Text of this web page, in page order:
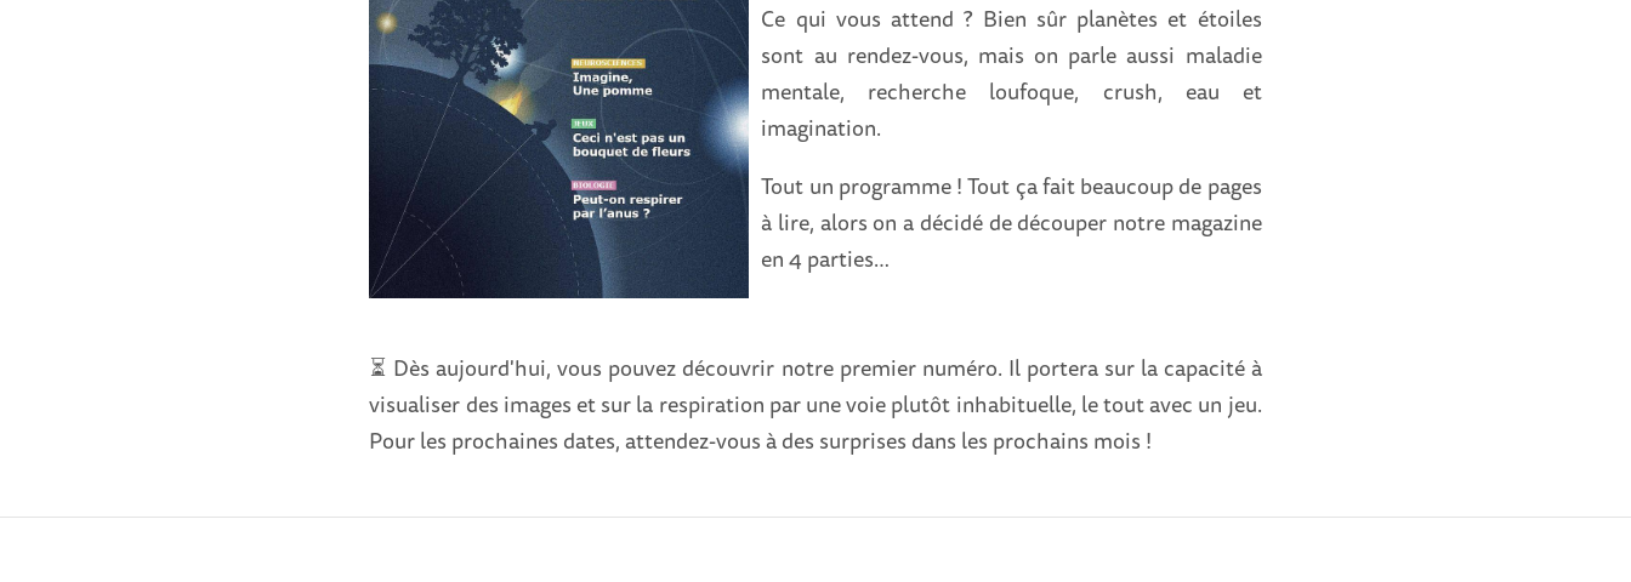
Ce qui vous attend ? Bien sûr planètes et étoiles
sont au rendez-vous, mais on parle aussi maladie
mentale, recherche loufoque, crush, eau et
imagination.
Tout un programme ! Tout ça fait beaucoup de pages
à lire, alors on a décidé de découper notre magazine
en 4 parties…
⏳ Dès aujourd'hui, vous pouvez découvrir notre premier numéro. Il portera sur la capacité à
visualiser des images et sur la respiration par une voie plutôt inhabituelle, le tout avec un jeu.
Pour les prochaines dates, attendez-vous à des surprises dans les prochains mois !